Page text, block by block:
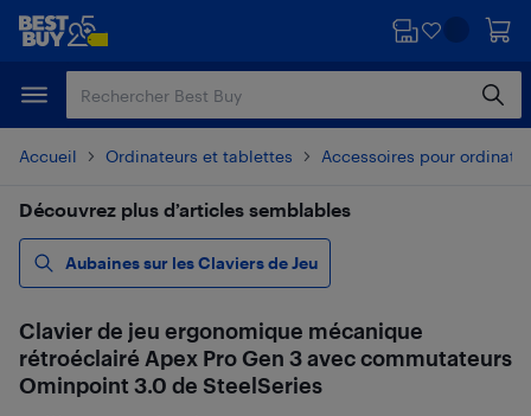
Passer
principal
Passer
Accueil Ordinateurs et tablettes Accessoires pour
Découvrez plus d’articles semblables
Aubaines sur les Claviers de Jeu
Clavier de jeu ergonomique mécanique
rétroéclairé Apex Pro Gen 3 avec commutateurs
Ominpoint 3.0 de SteelSeries